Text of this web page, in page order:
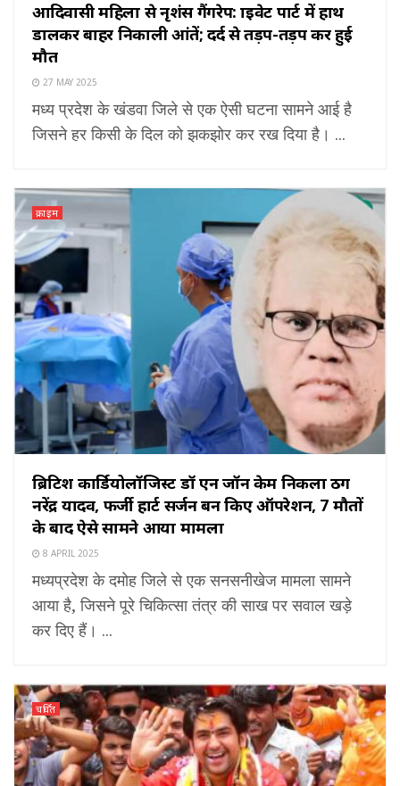
आदिवासी महिला से नृशंस गैंगरेप: प्राइवेट पार्ट में हाथ
डालकर बाहर निकाली आंतें; दर्द से तड़प-तड़प कर हुई
मौत
27 MAY 2025
मध्य प्रदेश के खंडवा जिले से एक ऐसी घटना सामने आई है
जिसने हर किसी के दिल को झकझोर कर रख दिया है। ...
क्राइम
ब्रिटिश कार्डियोलॉजिस्ट डॉ एन जॉन केम निकला ठग
नरेंद्र यादव, फर्जी हार्ट सर्जन बन किए ऑपरेशन, 7 मौतों
के बाद ऐसे सामने आया मामला
8 APRIL 2025
मध्यप्रदेश के दमोह जिले से एक सनसनीखेज मामला सामने
आया है, जिसने पूरे चिकित्सा तंत्र की साख पर सवाल खड़े
कर दिए हैं। ...
चर्चित